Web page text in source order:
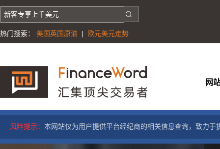
热门搜索： 美国英国原油 | 欧元美元走势
网
风险提示： 本网站仅为用户提供平台经纪商的相关信息查询，致力